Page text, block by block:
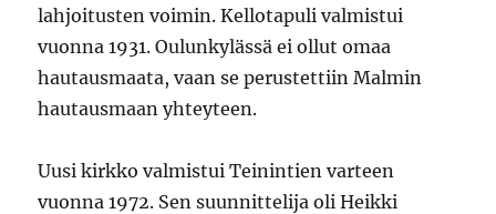
lahjoitusten voimin. Kellotapuli valmistui
vuonna 1931. Oulunkylässä ei ollut omaa
hautausmaata, vaan se perustettiin Malmin
hautausmaan yhteyteen.
Uusi kirkko valmistui Teinintien varteen
vuonna 1972. Sen suunnittelija oli Heikki